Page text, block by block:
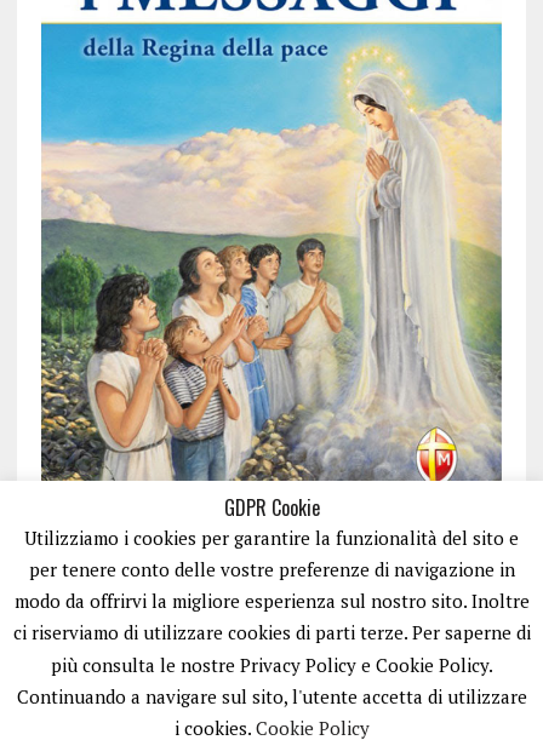
ISCRIVITI
GDPR Cookie
Utilizziamo i cookies per garantire la funzionalità del sito e
per tenere conto delle vostre preferenze di navigazione in
modo da offrirvi la migliore esperienza sul nostro sito. Inoltre
ci riserviamo di utilizzare cookies di parti terze. Per saperne di
più consulta le nostre Privacy Policy e Cookie Policy.
Continuando a navigare sul sito, l'utente accetta di utilizzare
i cookies. Cookie Policy